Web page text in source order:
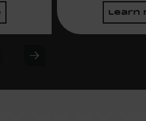
learn
slide
Next slide